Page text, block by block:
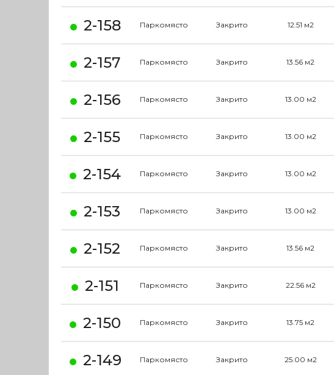
2-158 Паркомясто Закрито 12.51 м2
2-157 Паркомясто Закрито 13.56 м2
2-156 Паркомясто Закрито 13.00 м2
2-155 Паркомясто Закрито 13.00 м2
2-154 Паркомясто Закрито 13.00 м2
2-153 Паркомясто Закрито 13.00 м2
2-152 Паркомясто Закрито 13.56 м2
2-151 Паркомясто Закрито 22.56 м2
2-150 Паркомясто Закрито 13.75 м2
2-149 Паркомясто Закрито 25.00 м2